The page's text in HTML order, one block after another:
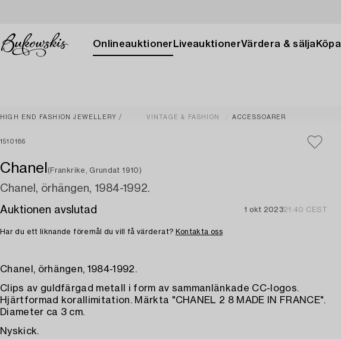
Onlineauktioner LiveauktionerVärdera & sälja Köpa
HIGH END FASHION JEWELLERY VINTAGE & FASHION ACCESSOARER
1510186
Chanel (Frankrike, Grundat 1910)
Chanel, örhängen, 1984-1992.
Auktionen avslutad
1 okt 202321:40 CEST
Har du ett liknande föremål du vill få värderat? Kontakta oss
Chanel, örhängen, 1984-1992.
Clips av guldfärgad metall i form av sammanlänkade CC-logos.
Hjärtformad korallimitation. Märkta "CHANEL 2 8 MADE IN FRANCE".
Diameter ca 3 cm.
Nyskick.